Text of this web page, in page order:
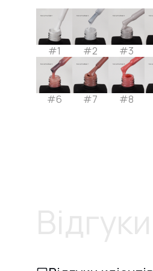
#1 #2 #3
#6 #7 #8